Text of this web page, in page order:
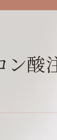
ン